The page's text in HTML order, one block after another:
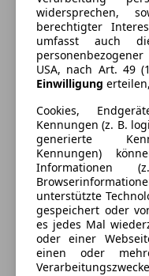
Komfort
Einparkhilfe
Einparkhilfe
Elektrische
Elektrische
Elektrische Sitze
Klimaanlage
Klimaautomatik
Lederausstattung
Lichtsensor
Navigationssystem
Regensensor
Schiebedach
Schlüssellose
Mehr anzeigen
Farbe und
Außenfarbe
Farbe laut Hersteller
Lackierung
Innenausstattung
widersprechen,
berechtigter
umfasst auch
USA, nach Art. 49
Einwilligung
Cookies,
Kennungen (z. B.
generierte
Kennungen)
Informationen
unterstützte
gespeichert oder
es jedes Mal
oder einer
einen oder